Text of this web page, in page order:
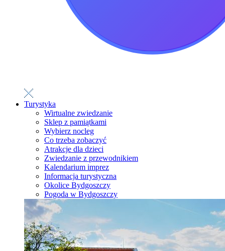
Turystyka
Wirtualne zwiedzanie
Sklep z pamiątkami
Wybierz nocleg
Co trzeba zobaczyć
Atrakcje dla dzieci
Zwiedzanie z przewodnikiem
Kalendarium imprez
Informacja turystyczna
Okolice Bydgoszczy
Pogoda w Bydgoszczy